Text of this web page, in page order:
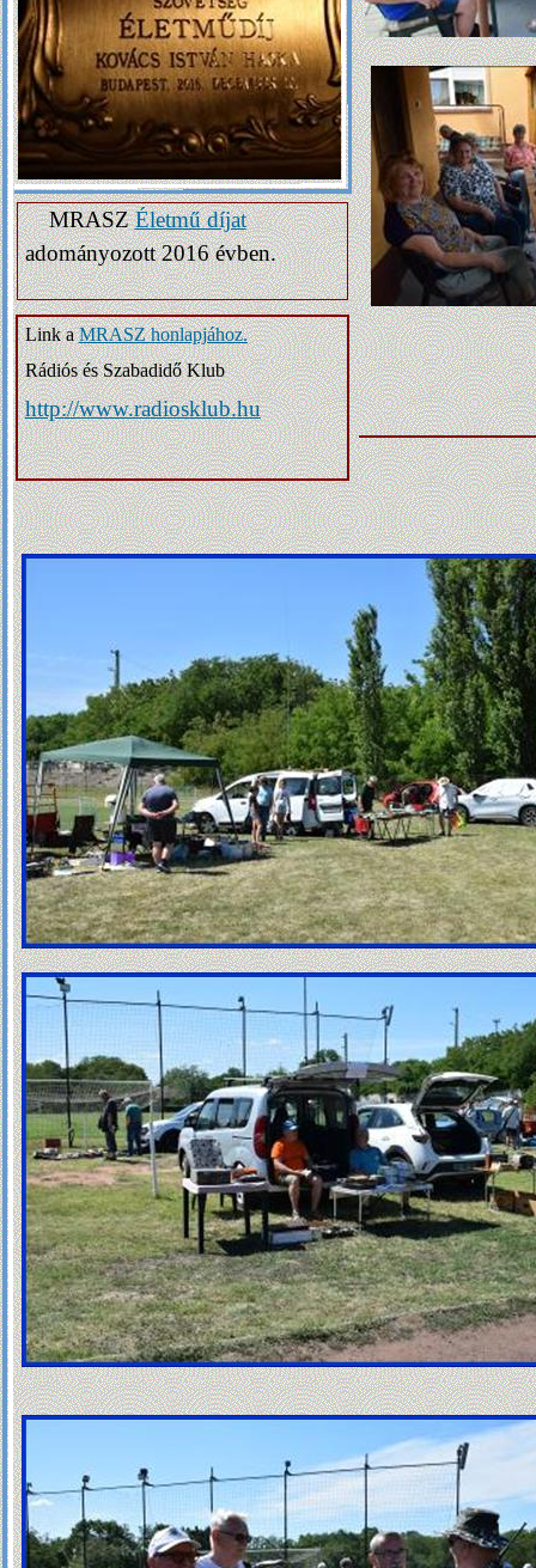
MRASZÉletmű díjat
adományozott 2016 évben.
Link aMRASZ honlapjához.
Rádiós és Szabadidő Klub
http://www.radiosklub.hu